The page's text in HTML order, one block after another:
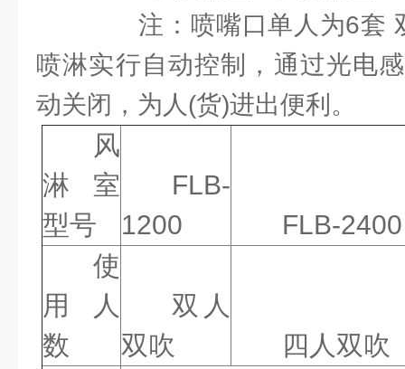
注：喷嘴口单人为6套
喷淋实行自动控制，通过光电
动关闭，为人(货)进出便利。
风
淋室
型号
FLB-
1200
FLB-2400
使
用人
数
双人
双吹
四人双吹